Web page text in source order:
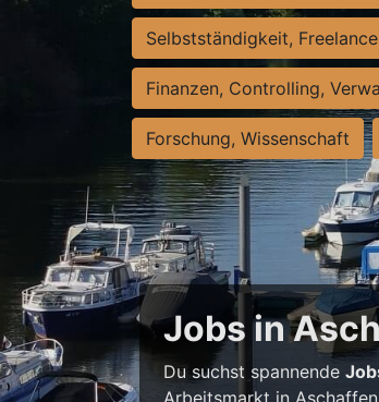
Selbstständigkeit,
Finanzen, Controlling,
Forschung, Wissenschaft
Jobs in
Du suchst spannende